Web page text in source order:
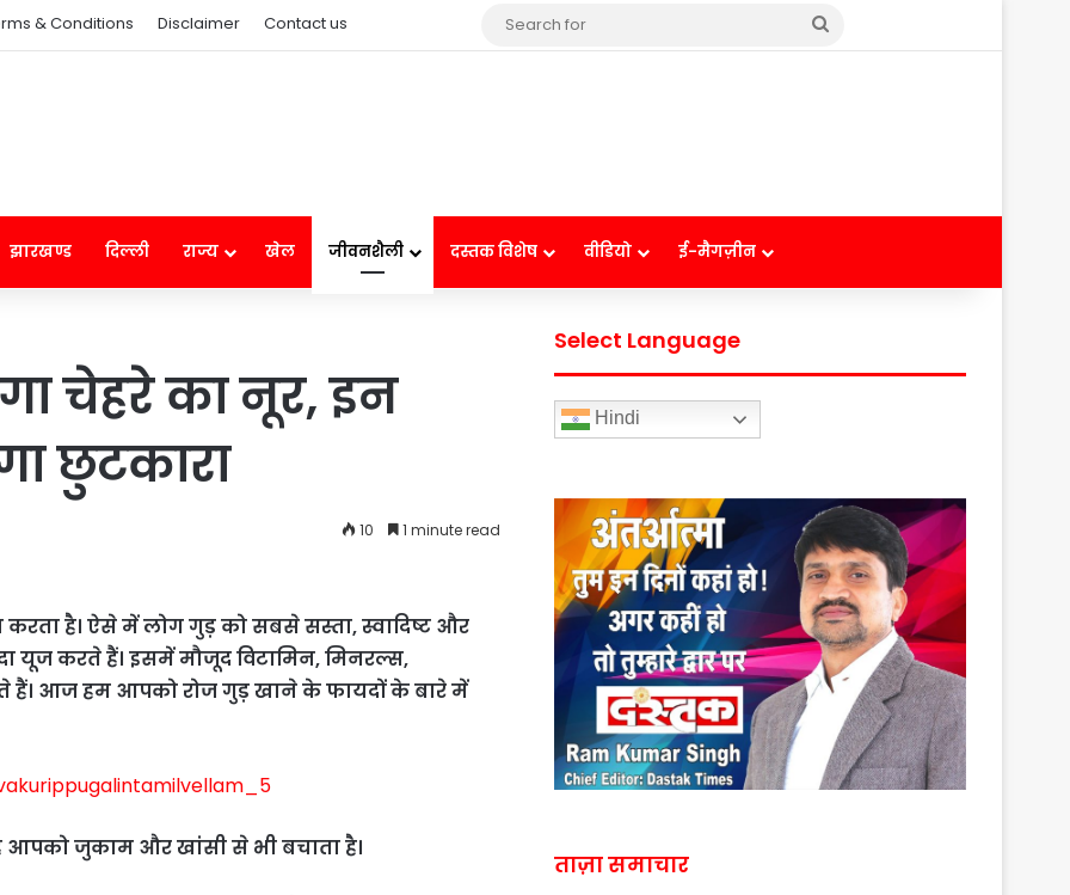
& Conditions Disclaimer Contact us
झारखण्ड दिल्ली राज्य खेल जीवनशैली दस्तक विशेष वीडियो ई-मैगज़ीन
चेहरे का नूर, इन
छुटकारा
10 1 minute read
है। ऐसे में लोग गुड़ को सबसे सस्ता, स्वादिष्ट और
यूज करते हैं। इसमें मौजूद विटामिन, मिनरल्स,
हैं। आज हम आपको रोज गुड़ खाने के फायदों के बारे में
आपको जुकाम और खांसी से भी बचाता है।
Select Language
Hindi
ताज़ा समाचार